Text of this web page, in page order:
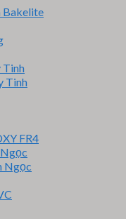
Bakelite
Tinh
Tinh
FR4
Ngọc